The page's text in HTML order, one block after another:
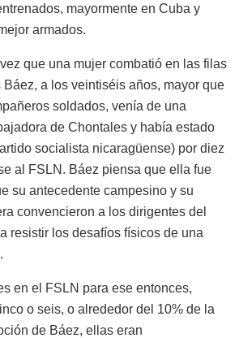
mayormente en Cuba y
armados.
que una mujer combatió en las filas
a los veintiséis años, mayor que
soldados, venía de una
de Chontales y había estado
socialista nicaragüense) por diez
al FSLN. Báez piensa que ella fue
su antecedente campesino y su
convencieron a los dirigentes del
resistir los desafíos físicos de una
en el FSLN para ese entonces,
o seis, o alrededor del 10% de la
de Báez, ellas eran